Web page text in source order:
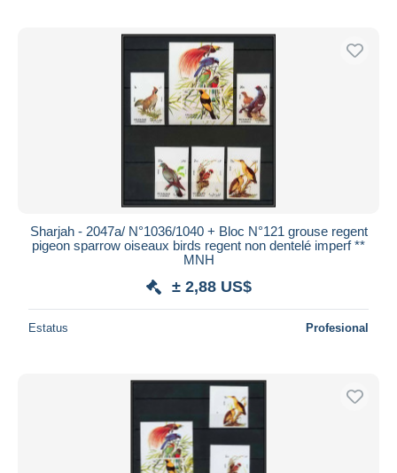
Sharjah - 2047a/ N°1036/1040 + Bloc N°121 grouse regent
pigeon sparrow oiseaux birds regent non dentelé imperf **
MNH
± 2,88 US$
Estatus Profesional